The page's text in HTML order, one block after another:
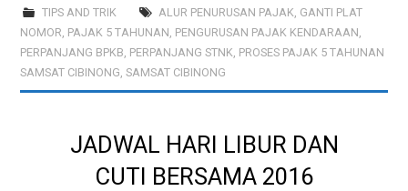
TIPS AND TRIK ALUR PENURUSAN PAJAK, GANTI PLAT
NOMOR, PAJAK 5 TAHUNAN, PENGURUSAN PAJAK KENDARAAN,
PERPANJANG BPKB, PERPANJANG STNK, PROSES PAJAK 5 TAHUNAN
SAMSAT CIBINONG,SAMSAT CIBINONG
JADWAL HARI LIBUR DAN
CUTI BERSAMA 2016